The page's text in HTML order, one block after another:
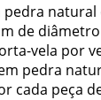
de
vela por
pedra
cada peça